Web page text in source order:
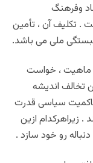
وفرهنگ
. تکلیف آن ، تأمین
ملی می باشد.
ماهیت ، خواست
تخالف اندیشه
سیاسی قدرت
. زیراهرکدام ازین
رو خود سازد .